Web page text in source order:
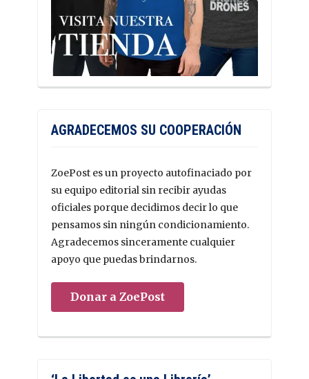
AGRADECEMOS SU COOPERACIÓN
ZoePost es un proyecto autofinaciado por
su equipo editorial sin recibir ayudas
oficiales porque decidimos decir lo que
pensamos sin ningún condicionamiento.
Agradecemos sinceramente cualquier
apoyo que puedas brindarnos.
Donar a ZoePost